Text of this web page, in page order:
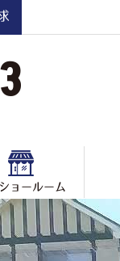
ョールーム